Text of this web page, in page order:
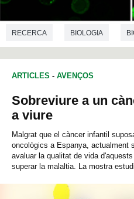
RECERCA BIOLOGIA
BIOTECNOLOGIA
ARTICLES - AVENÇOS
Sobreviure a un
a viure
Malgrat que el càncer infantil
oncològics a Espanya, actualment
avaluar la qualitat de vida
superar la malaltia. La mostra